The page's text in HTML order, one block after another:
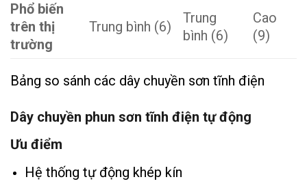
Phổ biến
trên thị
trường
Trung bình (6)
Trung
bình (6)
Cao
(9)
Bảng so sánh các dây chuyền sơn tĩnh điện
Dây chuyền phun sơn tĩnh điện tự động
Ưu điểm
Hệ thống tự động khép kín